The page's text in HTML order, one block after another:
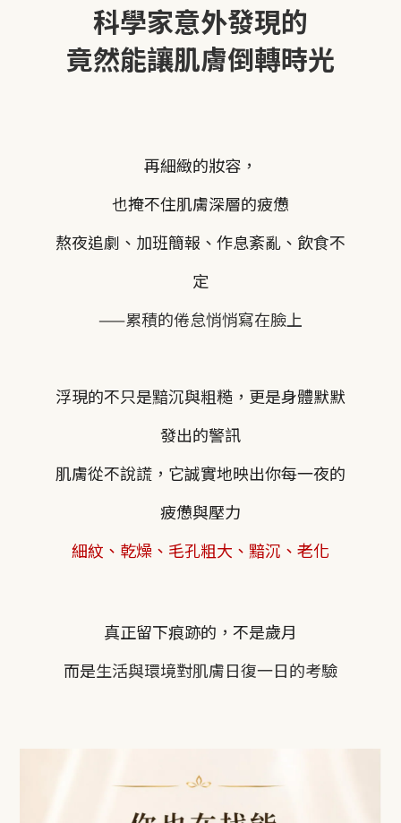
科學家意外發現的
竟然能讓肌膚倒轉時光
再細緻的妝容，
也掩不住肌膚深層的疲憊
熬夜追劇、加班簡報、作息紊亂、飲食不
定
——累積的倦怠悄悄寫在臉上
浮現的不只是黯沉與粗糙，更是身體默默
發出的警訊
肌膚從不說謊，它誠實地映出你每一夜的
疲憊與壓力
細紋、乾燥、毛孔粗大、黯沉、老化
真正留下痕跡的，不是歲月
而是生活與環境對肌膚日復一日的考驗